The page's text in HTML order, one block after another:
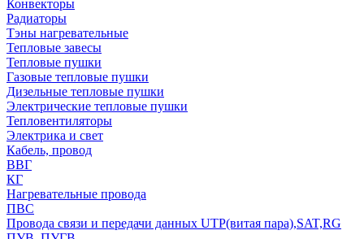
Конвекторы
Радиаторы
Тэны нагревательные
Тепловые завесы
Тепловые пушки
Газовые тепловые пушки
Дизельные тепловые пушки
Электрические тепловые пушки
Тепловентиляторы
Электрика и свет
Кабель, провод
ВВГ
КГ
Нагревательные провода
ПВС
Провода связи и передачи данных UTP(витая пара),SAT,RG